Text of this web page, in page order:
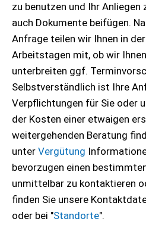
zu benutzen und Ihr Anliegen
auch Dokumente beifügen.
Anfrage teilen wir Ihnen in
Arbeitstagen mit, ob wir
unterbreiten ggf.
Selbstverständlich ist Ihre
Verpflichtungen für Sie oder
der Kosten einer etwaigen
weitergehenden Beratung
unter Vergütung
bevorzugen einen
unmittelbar zu kontaktieren
finden Sie unsere
oder bei "Standorte".